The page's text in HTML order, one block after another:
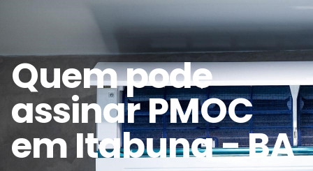
Quem pode
assinar PMOC
em Itabuna - BA